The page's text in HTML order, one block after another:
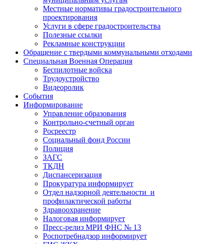
Местные нормативы градостроительного
проектирования
Услуги в сфере градостроительства
Полезные ссылки
Рекламные конструкции
Обращение с твердыми коммунальными отходами
Специальная Военная Операция
Беспилотные войска
Трудоустройство
Видеоролик
События
Информирование
Управление образования
Контрольно-счетный орган
Росреестр
Социальный фонд России
Полиция
ЗАГС
ТКДН
Диспансеризация
Прокуратура информирует
Отдел надзорной деятельности и
профилактической работы
Здравоохранение
Налоговая информирует
Пресс-релиз МРИ ФНС № 13
Роспотребнадзор информирует